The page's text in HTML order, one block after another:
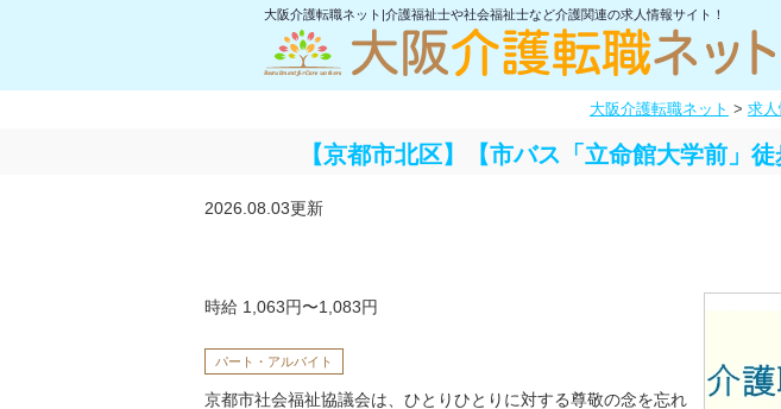
大阪介護転職ネット|介護福祉士や社会福祉士など介護関連の求人情報サイト！
大阪介護転職ネット > 求
【京都市北区】【市バス「立命館大学前」
2026.08.03更新
時給 1,063円〜1,083円
パート・アルバイト
京都市社会福祉協議会は、ひとりひとりに対する尊敬の念を忘れ